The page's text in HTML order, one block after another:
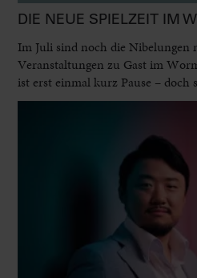
DIE NEUE SPIELZEIT IM
Im Juli sind noch die Nibelungen
Veranstaltungen zu Gast im
ist erst einmal kurz Pause – doch